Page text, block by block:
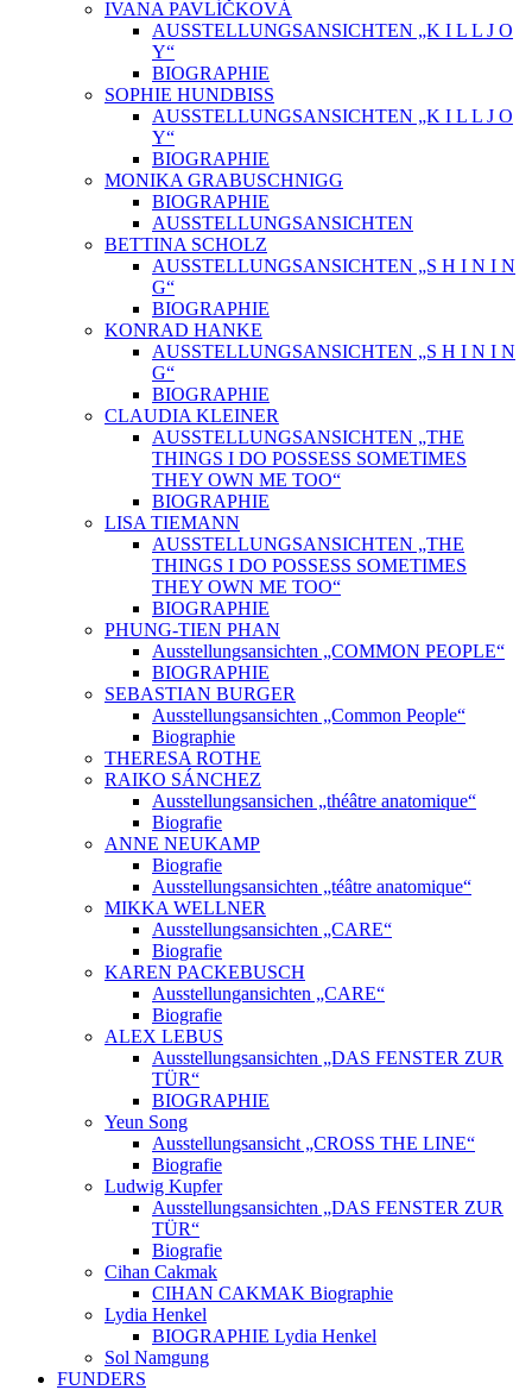
IVANA PAVLÍČKOVÁ
AUSSTELLUNGSANSICHTEN „K I L L J O
Y“
BIOGRAPHIE
SOPHIE HUNDBISS
AUSSTELLUNGSANSICHTEN „K I L L J O
Y“
BIOGRAPHIE
MONIKA GRABUSCHNIGG
BIOGRAPHIE
AUSSTELLUNGSANSICHTEN
BETTINA SCHOLZ
AUSSTELLUNGSANSICHTEN „S H I N I N
G“
BIOGRAPHIE
KONRAD HANKE
AUSSTELLUNGSANSICHTEN „S H I N I N
G“
BIOGRAPHIE
CLAUDIA KLEINER
AUSSTELLUNGSANSICHTEN „THE
THINGS I DO POSSESS SOMETIMES
THEY OWN ME TOO“
BIOGRAPHIE
LISA TIEMANN
AUSSTELLUNGSANSICHTEN „THE
THINGS I DO POSSESS SOMETIMES
THEY OWN ME TOO“
BIOGRAPHIE
PHUNG-TIEN PHAN
Ausstellungsansichten „COMMON PEOPLE“
BIOGRAPHIE
SEBASTIAN BURGER
Ausstellungsansichten „Common People“
Biographie
THERESA ROTHE
RAIKO SÁNCHEZ
Ausstellungsansichen „théâtre anatomique“
Biografie
ANNE NEUKAMP
Biografie
Ausstellungsansichten „téâtre anatomique“
MIKKA WELLNER
Ausstellungsansichten „CARE“
Biografie
KAREN PACKEBUSCH
Ausstellungansichten „CARE“
Biografie
ALEX LEBUS
Ausstellungsansichten „DAS FENSTER ZUR
TÜR“
BIOGRAPHIE
Yeun Song
Ausstellungsansicht „CROSS THE LINE“
Biografie
Ludwig Kupfer
Ausstellungsansichten „DAS FENSTER ZUR
TÜR“
Biografie
Cihan Cakmak
CIHAN CAKMAK Biographie
Lydia Henkel
BIOGRAPHIE Lydia Henkel
Sol Namgung
FUNDERS